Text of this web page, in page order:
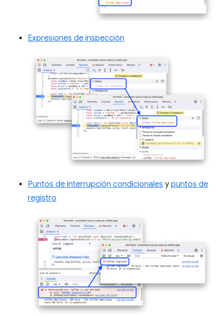
Expresiones de inspección
Puntos de interrupción condicionales y puntos de
registro